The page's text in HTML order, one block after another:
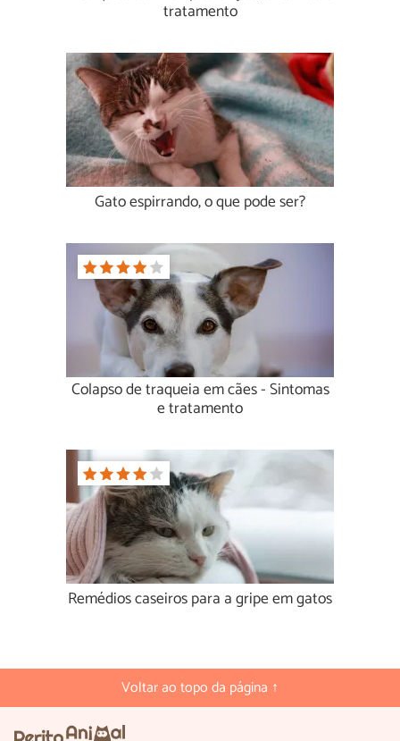
tratamento
Gato espirrando, o que pode ser?
Colapso de traqueia em cães - Sintomas
e tratamento
Remédios caseiros para a gripe em gatos
Voltar ao topo da página ↑